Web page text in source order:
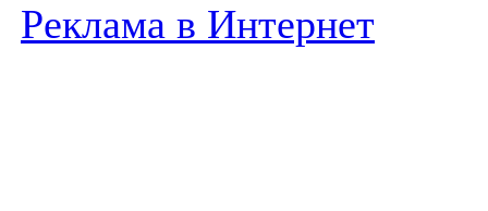
Реклама в Интернет